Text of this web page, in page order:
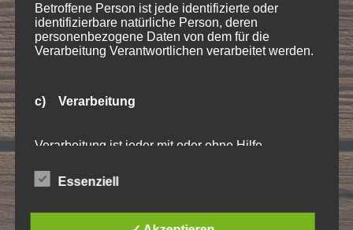
9 +
=
Betroffene Person ist jede identifizierte oder
identifizierbare natürliche Person, deren
personenbezogene Daten von dem für die
Verarbeitung Verantwortlichen verarbeitet werden.
c) Verarbeitung
Verarbeitung ist jeder mit oder ohne Hilfe
oder jede solche Vorgangsreihe im
Zusammenhang mit personenbezogenen Daten
das Ordnen, die Speicherung, die Anpassung oder
Essenziell